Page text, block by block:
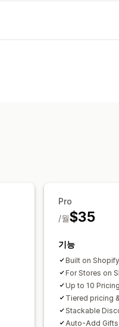
Pro
$35
/월
기능
Built on
For Stores on
Up to 10
Tiered pricing
Stackable
Auto-Add